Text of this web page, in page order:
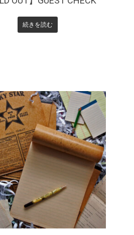
続きを読む